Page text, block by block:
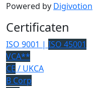
Powered by Digivotion
Certificaten
ISO 9001 | ISO 45001
VCA**
CE / UKCA
B Corp